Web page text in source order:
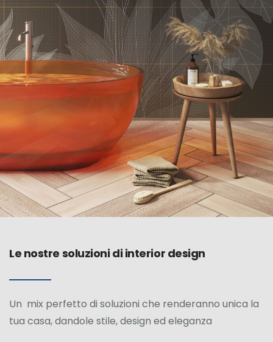
Le nostre soluzioni di interior design
Un mix perfetto di soluzioni che renderanno unica la
tua casa, dandole stile, design ed eleganza